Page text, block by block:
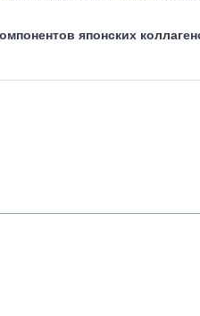
японских